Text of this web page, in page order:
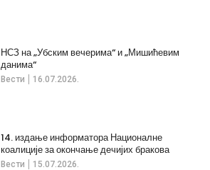
Вести 16.07.2026.
НСЗ на „Убским вечерима“ и „Мишићевим
данима“
Вести 15.07.2026.
14. издање информатора Националне
коалиције за окончање дечијих бракова